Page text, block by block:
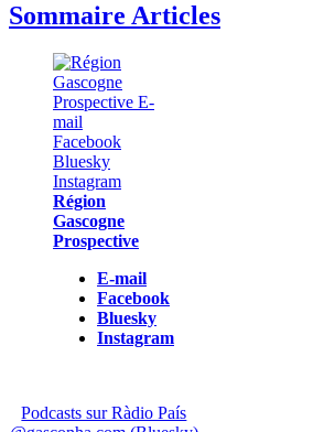
Sommaire Articles
Région
Gascogne
Prospective
E-mail
Facebook
Bluesky
Instagram
Podcasts sur Ràdio País